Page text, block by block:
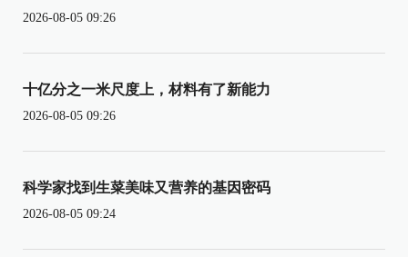
2026-08-05 09:26
十亿分之一米尺度上，材料有了新能力
2026-08-05 09:26
科学家找到生菜美味又营养的基因密码
2026-08-05 09:24